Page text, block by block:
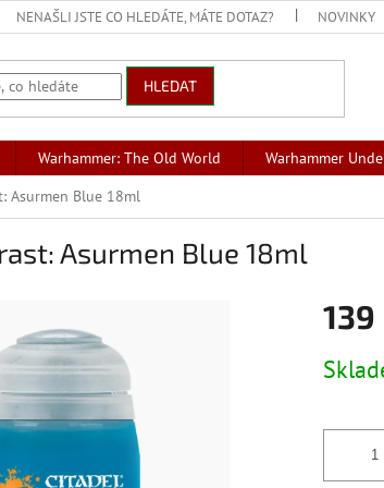
NENAŠLI JSTE CO HLEDÁTE, MÁTE DOTAZ? NOVINKY
HLEDAT
Warhammer: The Old World Warhammer
Asurmen Blue 18ml
Asurmen Blue 18ml
139
cena: